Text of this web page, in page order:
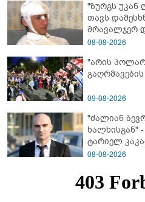
"ზურგს
თავს
მრავალჯერ
ჰყვება
08-08-2026
"არის
09-08-2026
"ძალიან
ხალხისგან"
ტარიელ
08-08-2026